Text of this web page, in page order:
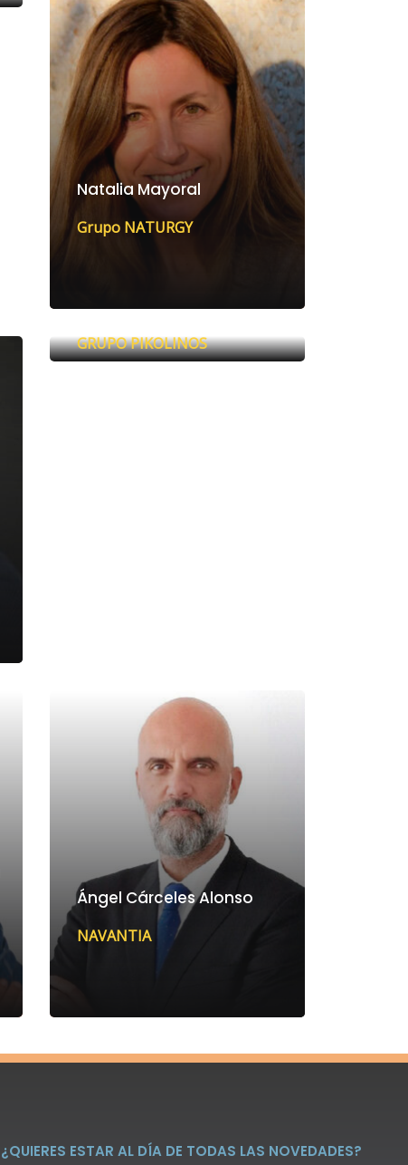
Natalia Mayoral
Grupo NATURGY
Víctor Hernández Crego
GRUPO PIKOLINOS
Ángel Cárceles Alonso
NAVANTIA
¿QUIERES ESTAR AL DÍA DE TODAS LAS NOVEDADES?